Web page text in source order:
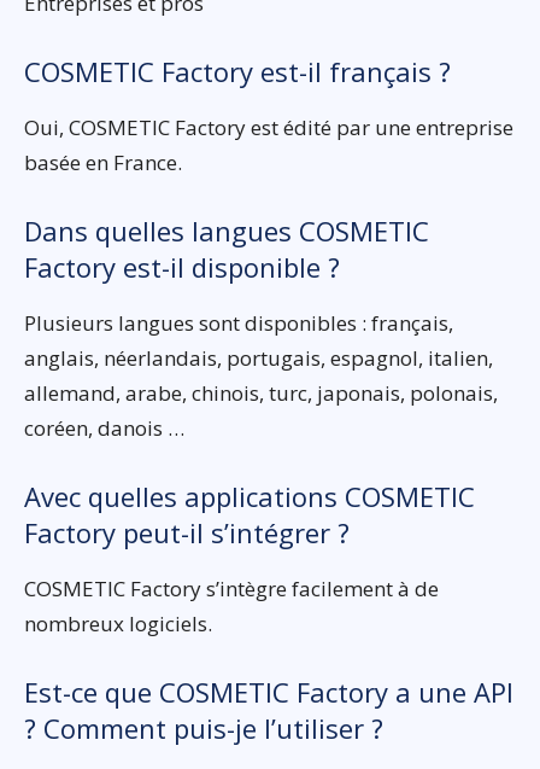
COSMETIC Factory est-il français ?
Oui, COSMETIC Factory est édité par une entreprise
basée en France.
Dans quelles langues COSMETIC
Factory est-il disponible ?
Plusieurs langues sont disponibles : français,
anglais, néerlandais, portugais, espagnol, italien,
allemand, arabe, chinois, turc, japonais, polonais,
coréen, danois …
Avec quelles applications COSMETIC
Factory peut-il s’intégrer ?
COSMETIC Factory s’intègre facilement à de
nombreux logiciels.
Est-ce que COSMETIC Factory a une API
? Comment puis-je l’utiliser ?